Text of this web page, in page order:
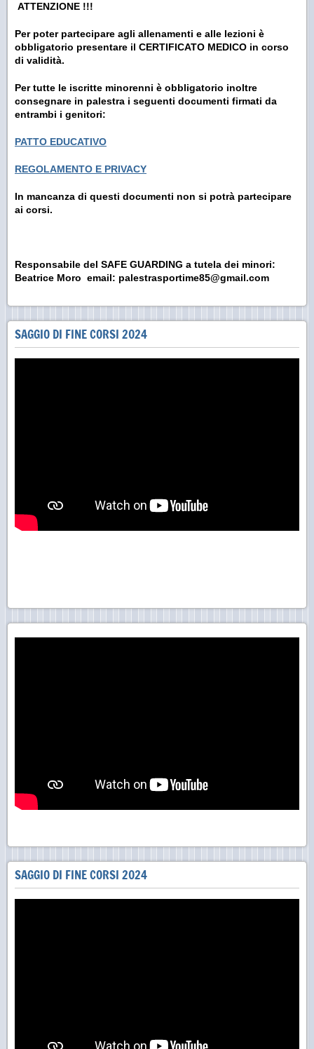
ATTENZIONE !!!
Per poter partecipare agli allenamenti e alle lezioni è
obbligatorio presentare il CERTIFICATO MEDICO in corso
di validità.
Per tutte le iscritte minorenni è obbligatorio inoltre
consegnare in palestra i seguenti documenti firmati da
entrambi i genitori:
PATTO EDUCATIVO
REGOLAMENTO E PRIVACY
In mancanza di questi documenti non si potrà partecipare
ai corsi.
Responsabile del SAFE GUARDING a tutela dei minori:
Beatrice Moro email: palestrasportime85@gmail.com
SAGGIO DI FINE CORSI 2024
SAGGIO DI FINE CORSI 2024